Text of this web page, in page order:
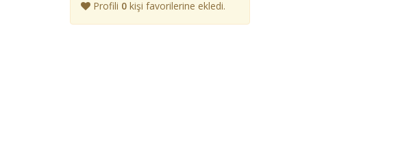
Profili 0 kişi favorilerine ekledi.